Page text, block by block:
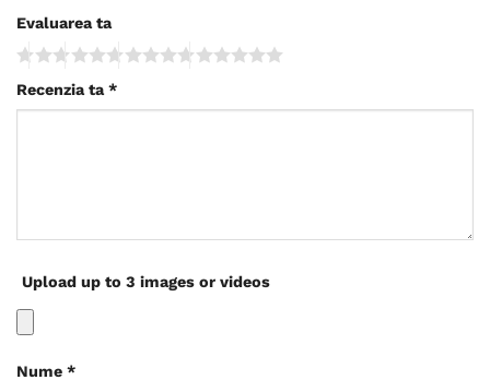
Evaluarea ta
Recenzia ta*
Upload up to 3 images or videos
Nume *